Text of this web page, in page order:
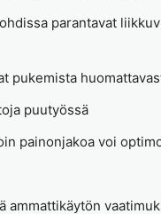
parantavat
pukemista
puutyössä
painonjakoa voi
ammattikäytön